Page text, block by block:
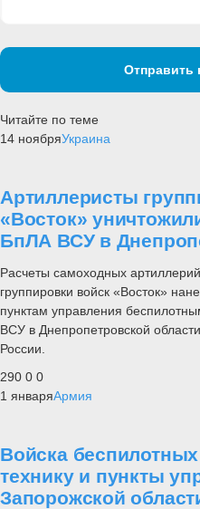
Отправить
Читайте по теме
14 ноябряУкраина
Артиллеристы
«Восток»
БпЛА ВСУ в
Расчеты самоходных
группировки войск «Восток»
пунктам управления
ВСУ в Днепропетровской
России.
290 0 0
1 январяАрмия
Войска
технику и пункты
Запорожской